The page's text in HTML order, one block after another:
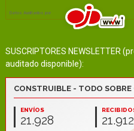
SUSCRIPTORES NEWSLETTER
auditado disponible):